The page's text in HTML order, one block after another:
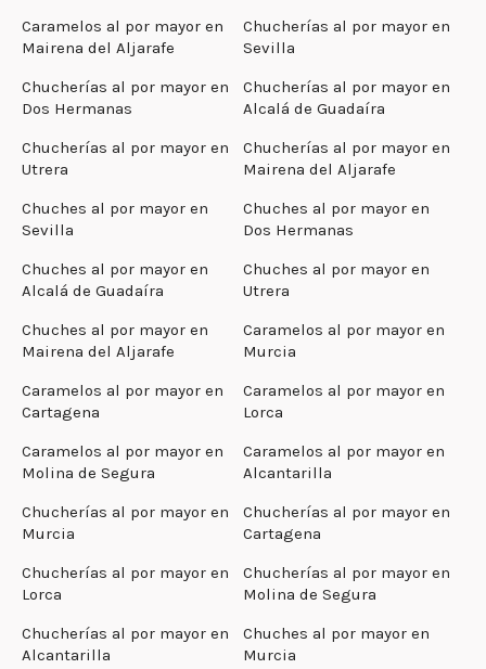
Caramelos al por mayor en
Mairena del Aljarafe
Chucherías al por mayor en
Sevilla
Chucherías al por mayor en
Dos Hermanas
Chucherías al por mayor en
Alcalá de Guadaíra
Chucherías al por mayor en
Utrera
Chucherías al por mayor en
Mairena del Aljarafe
Chuches al por mayor en
Sevilla
Chuches al por mayor en
Dos Hermanas
Chuches al por mayor en
Alcalá de Guadaíra
Chuches al por mayor en
Utrera
Chuches al por mayor en
Mairena del Aljarafe
Caramelos al por mayor en
Murcia
Caramelos al por mayor en
Cartagena
Caramelos al por mayor en
Lorca
Caramelos al por mayor en
Molina de Segura
Caramelos al por mayor en
Alcantarilla
Chucherías al por mayor en
Murcia
Chucherías al por mayor en
Cartagena
Chucherías al por mayor en
Lorca
Chucherías al por mayor en
Molina de Segura
Chucherías al por mayor en
Alcantarilla
Chuches al por mayor en
Murcia